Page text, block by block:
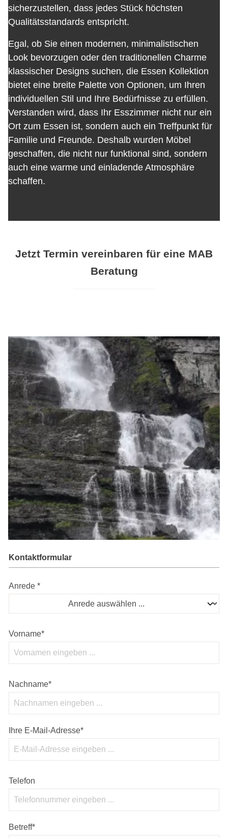
sicherzustellen, dass jedes Stück höchsten
Qualitätsstandards entspricht.
Egal, ob Sie einen modernen, minimalistischen
Look bevorzugen oder den traditionellen Charme
klassischer Designs suchen, die Essen Kollektion
bietet eine breite Palette von Optionen, um Ihren
individuellen Stil und Ihre Bedürfnisse zu erfüllen.
Verstanden wird, dass Ihr Esszimmer nicht nur ein
Ort zum Essen ist, sondern auch ein Treffpunkt für
Familie und Freunde. Deshalb wurden Möbel
geschaffen, die nicht nur funktional sind, sondern
auch eine warme und einladende Atmosphäre
schaffen.
Jetzt Termin vereinbaren für eine MAB
Beratung
Kontaktformular
Anrede *
Vorname*
Nachname*
Ihre E-Mail-Adresse*
Telefon
Betreff*